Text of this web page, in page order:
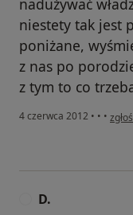
nadużywać
niestety tak jest
poniżane,
z nas po
z tym to co
4 czerwca 2012 • • • w
D.